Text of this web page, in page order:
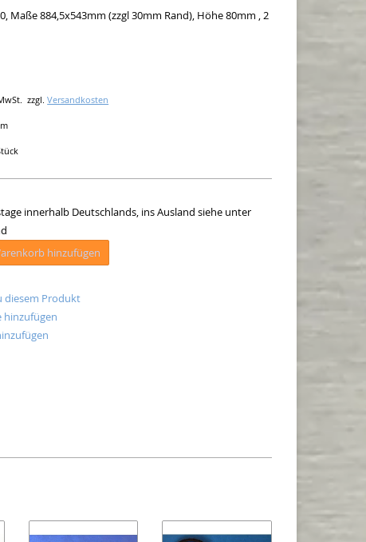
Maße 884,5x543mm (zzgl 30mm Rand), Höhe 80mm , 2
zzgl.Versandkosten
innerhalb Deutschlands, ins Ausland siehe unter
hinzufügen
diesem Produkt
hinzufügen